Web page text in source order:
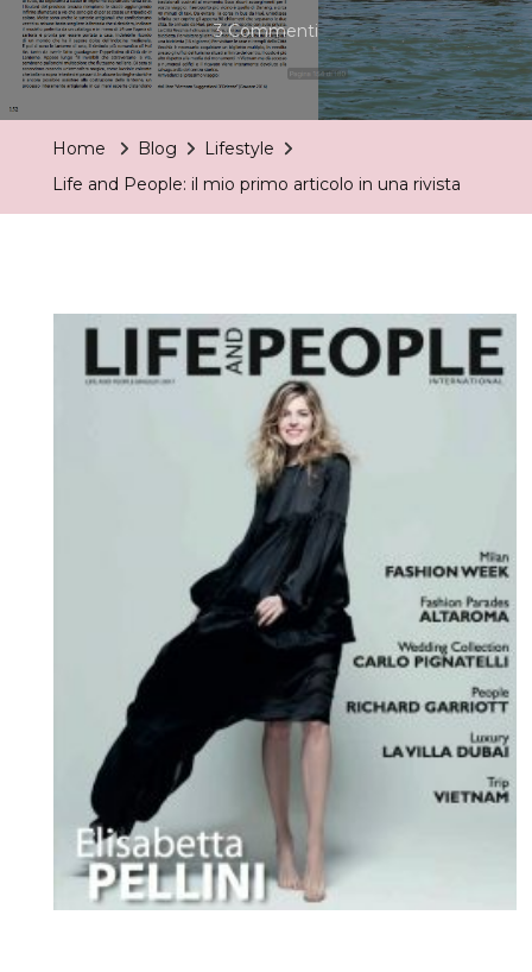
3 CommentiSu
Life
And
Una
Rivista
Home Blog
Lifestyle
Life and People: il mio primo articolo in una rivista